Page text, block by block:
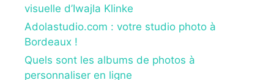
visuelle d’Iwajla Klinke
Adolastudio.com : votre studio photo à
Bordeaux !
Quels sont les albums de photos à
personnaliser en ligne